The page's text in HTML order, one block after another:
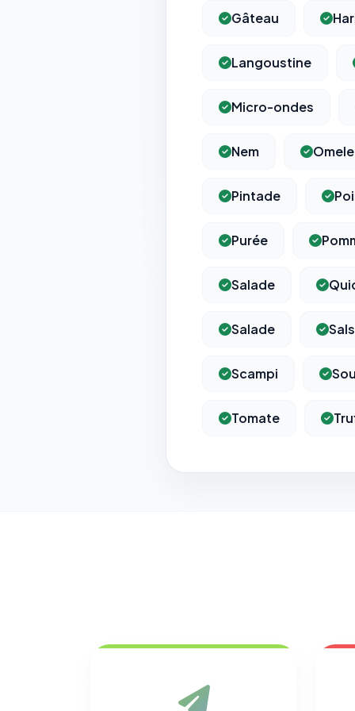
Gâteau
Langoustine
Micro-ondes
Nem
Pintade
Purée
Salade
Salade
Scampi
Tomate